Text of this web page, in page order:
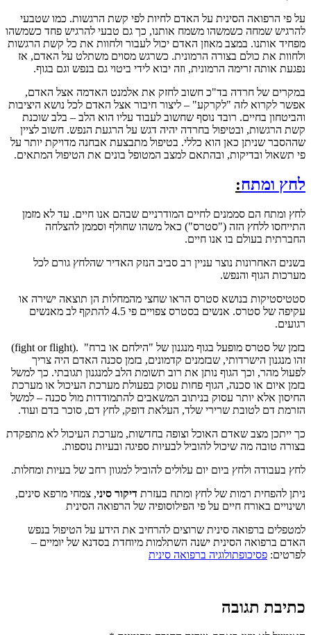
על פי הרפואה הסינית על האדם לחיות לפי קשת הרגשות. כמו שטבעי
להרגיש שמחה כשמשהו משמח אותנו, כך גם טבעי להרגיש פחד כשמשהו
מפחיד אותנו. במצב מאוזן האדם יכול לעבור ולחוות את כל קשת הרגשות
ולחוות את כולם בצורה הרמונית. כשרגש מסוים משתלט על האדם, אז
נפגעת אותה זרימה הרמונית, וזה יבוא לידי ביטוי גם בנפש וגם בגוף.
במקרים של חרדה בד"כ חשוב לחזק את אלמנט האדמה אצל האדם,
אפשר לקרוא לזה "לקרקע" – ליצור חיבור אצל האדם לכל נושא היציבות
והביטחון בחיים. רובד נוסף שחשוב לעבוד עליו הוא הלב – בלב שוכנת
קשת הרגשות, ובטיפול בחרדה יהיה דגש על הרגעת הנפש. חשוב לציין
שההסבר שניתן כאן הוא כללי. בטיפול מתבצעת אבחנה מדויקת יותר על
פי תשאול ובדיקות, ובהתאם למצב המטופל בונים את הטיפול המתאים.
לחץ ומתח:
לחץ ומתח הם סממנים לחיים המודרניים שבהם אנו חיים. עד לא מזמן
התייחסו ללחץ הזה ("סטרס") כאל משהו שחולף וסממן להצלחה
החברתית בעולם בו אנו חיים.
בשנים האחרונות נוצר עניין רב סביב הנזק האדיר שהלחץ גורם לכל
מערכות הגוף והנפש.
סטטיסטיקות בנושא סטרס הראו שחצי מהמחלות הן תוצאה ישירה או
עקיפה של סטרס. אנשים בסטרס צפויים פי 4.5 להתקף לב מאנשים
רגועים.
בזמן של סטרס מופעל בגוף מנגנון של "הילחם או ברח" .(fight or flight)
זהו מנגנון הישרדותי, שבזמנים קדמונים, בזמן סכנה האדם היה צריך
לפעול מהר, וכך הגוף נותן את רוב תשומת הלב למנגנון תגובתי. כך למשל
בזמן איום או סכנה, הגוף פחות עסוק בפעולת מערכת העיכול או מערכת
החיסון אלא יותר עסוק בניתוב המשאבים להתמודדות מול סכנה – למשל
הזרמת דם לטובת שרירי שלד, העלאת דופק, לחץ דם, סוכר בדם ועוד.
כך ייתכן מצב שאדם האוכל וצופה בחדשות, מערכת העיכול לא מתפקדת
בצורה טובה מה שיכול להוביל לבעיות ספיגה ובעיות נוספות.
לחץ בעבודה ולחץ ביום יום עלולים להוביל למגוון רחב של בעיות ומחלות.
ניתן להפחית רמות של לחץ ומתח בעזרת דיקור סיני, צמחי מרפא סינים,
ושינויים באורח חיים על פי הפילוסופיה של הרפואה הסינית
למטפלים ברפואה סינית שרוצים להרחיב את הידע על הטיפול בנפש
האדם ברפואה הסינית ישנה השתלמות מיוחדת בסדנא של יומיים –
לפרטים: פסיכופתולוגיה ברפואה סינית
כתיבת תגובה